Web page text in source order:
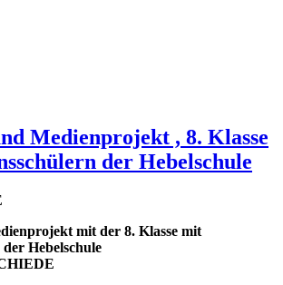
Medienprojekt , 8. Klasse
der Hebelschule
mit der 8. Klasse mit
Hebelschule